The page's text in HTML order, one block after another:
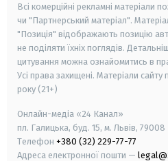
Всі комерційні рекламні матеріали
чи "Партнерський матеріал".
"Позиція" відображають позицію
не поділяти їхніх поглядів.
цитування можна ознайомитись в
Усі права захищені. Матеріали сайту
року (21+)
Онлайн-медіа «24 Канал»
пл. Галицька, буд. 15, м. Львів, 79008
Телефон +380 (32) 229-77-77
Адреса електронної пошти —